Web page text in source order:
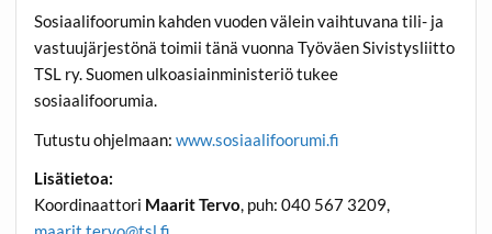
Sosiaalifoorumin kahden vuoden välein vaihtuvana tili- ja
vastuujärjestönä toimii tänä vuonna Työväen Sivistysliitto
TSL ry. Suomen ulkoasiainministeriö tukee
sosiaalifoorumia.
Tutustu ohjelmaan:www.sosiaalifoorumi.fi
Lisätietoa:
Koordinaattori Maarit Tervo, puh: 040 567 3209,